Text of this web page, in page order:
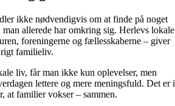
ikke nødvendigvis om at finde på noget
allerede har omkring sig. Herlevs lokale
foreningerne og fællesskaberne – giver
familieliv.
liv, får man ikke kun oplevelser, men
lettere og mere meningsfuld. Det er i
at familier vokser – sammen.